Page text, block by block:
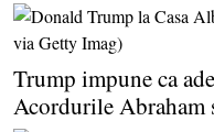
Trump impune ca
Acordurile